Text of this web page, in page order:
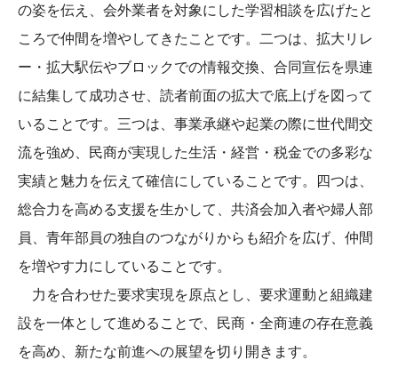
の姿を伝え、会外業者を対象にした学習相談を広げたと
ころで仲間を増やしてきたことです。二つは、拡大リレ
ー・拡大駅伝やブロックでの情報交換、合同宣伝を県連
に結集して成功させ、読者前面の拡大で底上げを図って
いることです。三つは、事業承継や起業の際に世代間交
流を強め、民商が実現した生活・経営・税金での多彩な
実績と魅力を伝えて確信にしていることです。四つは、
総合力を高める支援を生かして、共済会加入者や婦人部
員、青年部員の独自のつながりからも紹介を広げ、仲間
を増やす力にしていることです。
力を合わせた要求実現を原点とし、要求運動と組織建
設を一体として進めることで、民商・全商連の存在意義
を高め、新たな前進への展望を切り開きます。